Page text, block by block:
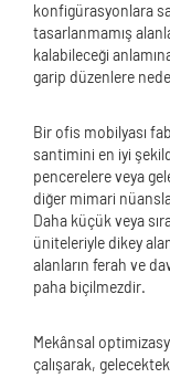
konfigürasyonlara
tasarlanmamış
kalabileceği
garip düzenlere
Bir ofis mobilyası
santimini en iyi
pencerelere veya
diğer mimari
Daha küçük veya
üniteleriyle dikey
alanların ferah ve
paha biçilmezdir.
Mekânsal
çalışarak,